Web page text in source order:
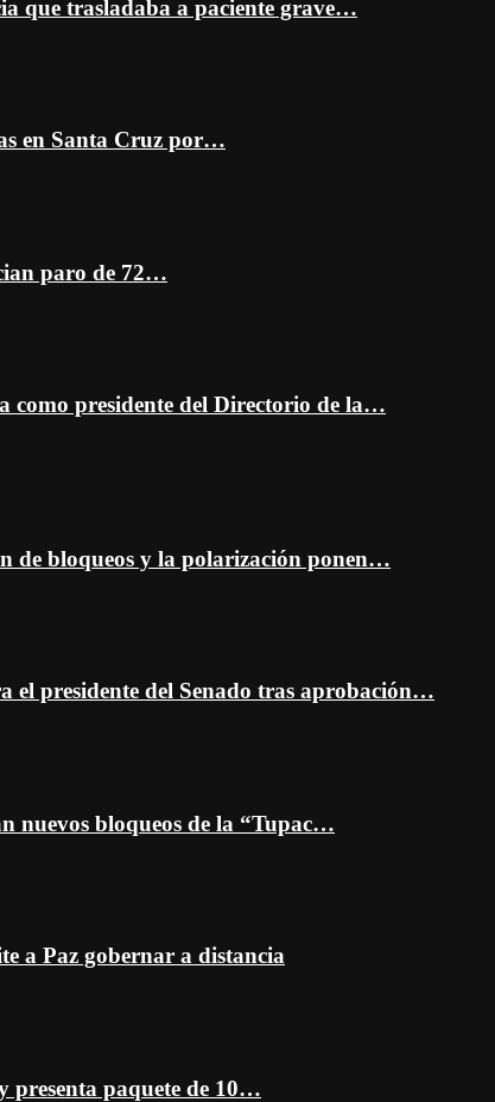
que trasladaba a paciente grave…
en Santa Cruz por…
paro de 72…
como presidente del Directorio de la…
de bloqueos y la polarización ponen…
el presidente del Senado tras aprobación…
nuevos bloqueos de la “Tupac…
a Paz gobernar a distancia
presenta paquete de 10…